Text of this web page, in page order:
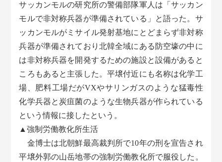
サッカンモルの研究所の警備部隊軍人は「サッカン
モルで非対称兵器が準備されている」と語った。サ
ッカンモルがミサイル発射基地にとどまらず非対称
兵器が準備されており北韓全域にある防空壕の中に
は非対称兵器を開発するための施設と設備があると
ころもあると主張した。平壌付近にも名称は化学工
場、肥料工場だがVXやサリンガスのような猛毒性
化学兵器と炭疽菌のような生物兵器が作られている
という情報に接したという。
▲強制労働教化所生活
金博士は北朝鮮最高裁判所で10年の刑を宣告され
平壌外郭の山岳地帯の強制労働教化所で服役した。